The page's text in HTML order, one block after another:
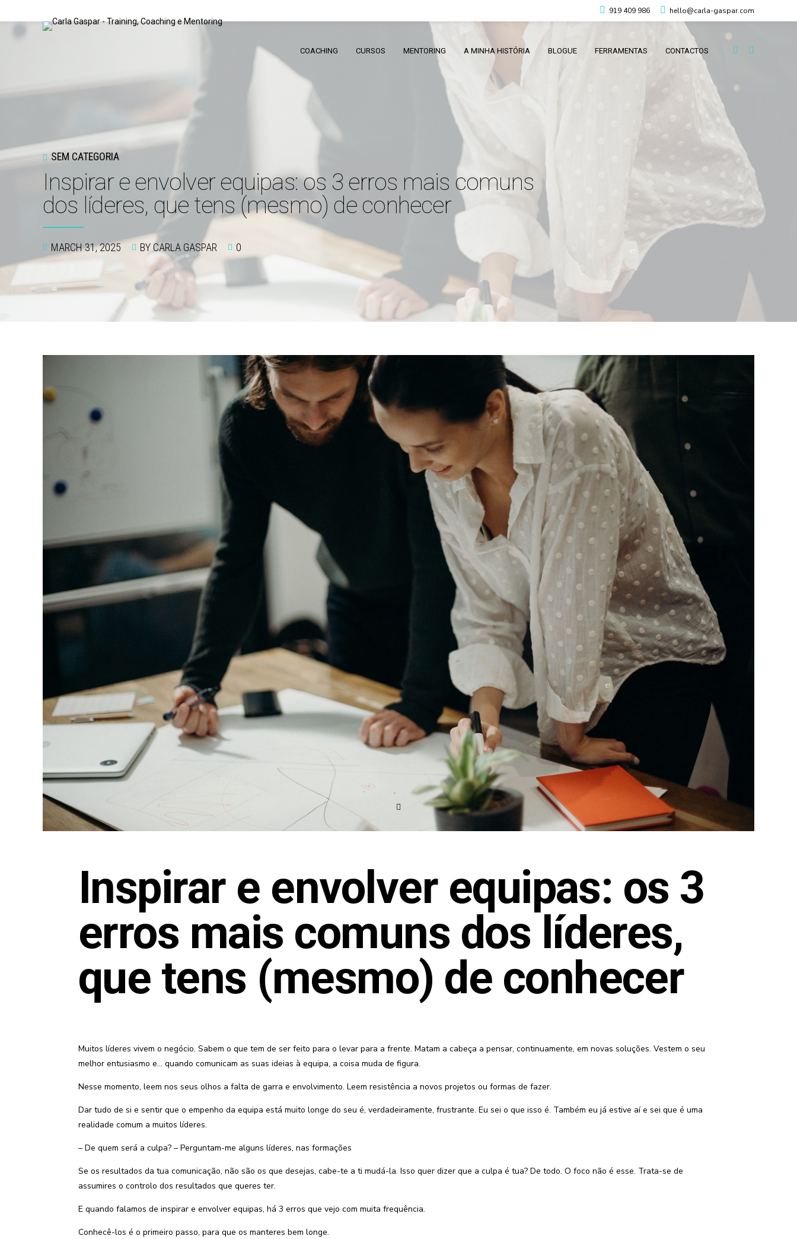
919 409 986 hello@carla-gaspar.com
COACHING CURSOS MENTORING A MINHA HISTÓRIA BLOGUE FERRAMENTAS CONTACTOS
SEM CATEGORIA
Inspirar e envolver equipas: os 3 erros mais comuns
dos líderes, que tens (mesmo) de conhecer
MARCH 31, 2025 BY CARLA GASPAR 0
Inspirar e envolver equipas: os 3
erros mais comuns dos líderes,
que tens (mesmo) de conhecer
Muitos líderes vivem o negócio. Sabem o que tem de ser feito para o levar para a frente. Matam a cabeça a pensar, continuamente, em novas soluções. Vestem o seu
melhor entusiasmo e… quando comunicam as suas ideias à equipa, a coisa muda de figura.
Nesse momento, leem nos seus olhos a falta de garra e envolvimento. Leem resistência a novos projetos ou formas de fazer.
Dar tudo de si e sentir que o empenho da equipa está muito longe do seu é, verdadeiramente, frustrante. Eu sei o que isso é. Também eu já estive aí e sei que é uma
realidade comum a muitos líderes.
– De quem será a culpa? – Perguntam-me alguns líderes, nas formações
Se os resultados da tua comunicação, não são os que desejas, cabe-te a ti mudá-la. Isso quer dizer que a culpa é tua? De todo. O foco não é esse. Trata-se de
assumires o controlo dos resultados que queres ter.
E quando falamos de inspirar e envolver equipas, há 3 erros que vejo com muita frequência.
Conhecê-los é o primeiro passo, para que os manteres bem longe.